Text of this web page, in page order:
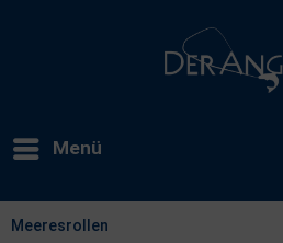
Menü
Meeresrollen